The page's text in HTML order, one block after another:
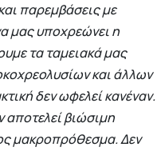
παρεμβάσεις με
μας υποχρεώνει η
τα ταμειακά μας
και άλλων
δεν ωφελεί κανέναν.
αποτελεί βιώσιμη
μακροπρόθεσμα. Δεν